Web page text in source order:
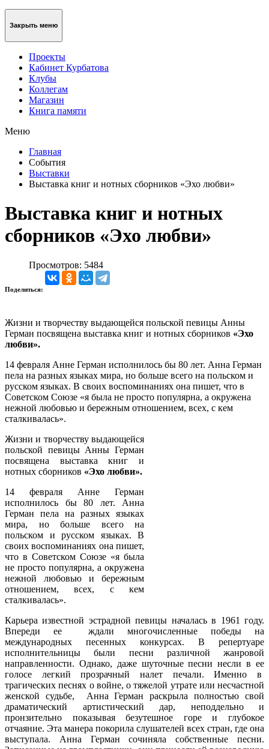
Закрыть меню
Проекты
Кабинет Курбатова
Клубы
Коллегам
Магазин
Книга памяти
Меню
Главная
События
Выставки
Выставка книг и нотных сборников «Эхо любви»
Выставка книг и нотных
сборников «Эхо любви»
Просмотров: 5484
Поделиться:
Жизни и творчеству выдающейся польской певицы Анны
Герман посвящена выставка книг и нотных сборников «Эхо
любви».
14 февраля Анне Герман исполнилось бы 80 лет. Анна Герман
пела на разных языках мира, но больше всего на польском и
русском языках. В своих воспоминаниях она пишет, что в
Советском Союзе «я была не просто популярна, а окружена
нежной любовью и бережным отношением, всех, с кем
сталкивалась».
Жизни и творчеству выдающейся
польской певицы Анны Герман
посвящена выставка книг и
нотных сборников «Эхо любви».
14 февраля Анне Герман
исполнилось бы 80 лет. Анна
Герман пела на разных языках
мира, но больше всего на
польском и русском языках. В
своих воспоминаниях она пишет,
что в Советском Союзе «я была
не просто популярна, а окружена
нежной любовью и бережным
отношением, всех, с кем
сталкивалась».
Карьера известной эстрадной певицы началась в 1961 году.
Впереди ее ждали многочисленные победы на
международных песенных конкурсах. В репертуаре
исполнительницы были песни различной жанровой
направленности. Однако, даже шуточные песни несли в ее
голосе легкий прозрачный налет печали. Именно в
трагических песнях о войне, о тяжелой утрате или несчастной
женской судьбе, Анна Герман раскрыла полностью свой
драматический артистический дар, неподдельно и
пронзительно показывая безутешное горе и глубокое
отчаяние. Эта манера покорила слушателей всех стран, где она
выступала. Анна Герман сочиняла собственные песни.